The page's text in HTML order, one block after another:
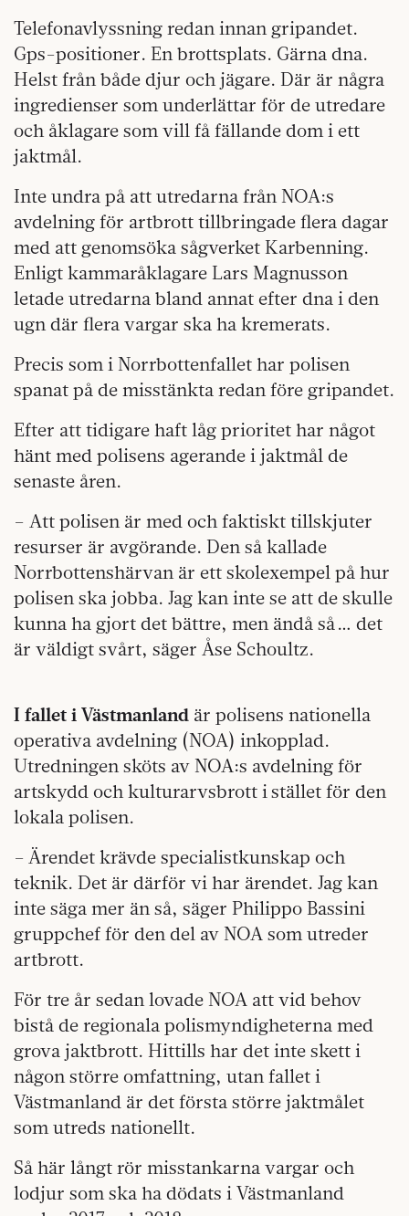
Telefonavlyssning redan innan gripandet.
Gps-positioner. En brottsplats. Gärna dna.
Helst från både djur och jägare. Där är några
ingredienser som underlättar för de utredare
och åklagare som vill få fällande dom i ett
jaktmål.
Inte undra på att utredarna från NOA:s
avdelning för artbrott tillbringade flera dagar
med att genomsöka sågverket Karbenning.
Enligt kammaråklagare Lars Magnusson
letade utredarna bland annat efter dna i den
ugn där flera vargar ska ha kremerats.
Precis som i Norrbottenfallet har polisen
spanat på de misstänkta redan före gripandet.
Efter att tidigare haft låg prioritet har något
hänt med polisens agerande i jaktmål de
senaste åren.
– Att polisen är med och faktiskt tillskjuter
resurser är avgörande. Den så kallade
Norrbottenshärvan är ett skolexempel på hur
polisen ska jobba. Jag kan inte se att de skulle
kunna ha gjort det bättre, men ändå så … det
är väldigt svårt, säger Åse Schoultz.
I fallet i Västmanland är polisens nationella
operativa avdelning (NOA) inkopplad.
Utredningen sköts av NOA:s avdelning för
artskydd och kulturarvsbrott i stället för den
lokala polisen.
– Ärendet krävde specialistkunskap och
teknik. Det är därför vi har ärendet. Jag kan
inte säga mer än så, säger Philippo Bassini
gruppchef för den del av NOA som utreder
artbrott.
För tre år sedan lovade NOA att vid behov
bistå de regionala polismyndigheterna med
grova jaktbrott. Hittills har det inte skett i
någon större omfattning, utan fallet i
Västmanland är det första större jaktmålet
som utreds nationellt.
Så här långt rör misstankarna vargar och
lodjur som ska ha dödats i Västmanland